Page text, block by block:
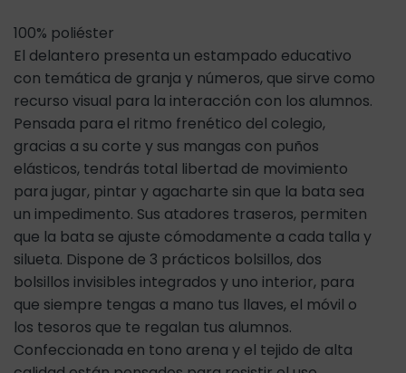
100% poliéster
El delantero presenta un estampado educativo
con temática de granja y números, que sirve como
recurso visual para la interacción con los alumnos.
Pensada para el ritmo frenético del colegio,
gracias a su corte y sus mangas con puños
elásticos, tendrás total libertad de movimiento
para jugar, pintar y agacharte sin que la bata sea
un impedimento. Sus atadores traseros, permiten
que la bata se ajuste cómodamente a cada talla y
silueta. Dispone de 3 prácticos bolsillos, dos
bolsillos invisibles integrados y uno interior, para
que siempre tengas a mano tus llaves, el móvil o
los tesoros que te regalan tus alumnos.
Confeccionada en tono arena y el tejido de alta